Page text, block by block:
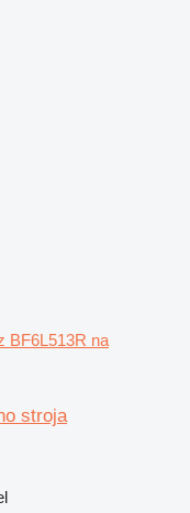
BF6L513R na
stroja